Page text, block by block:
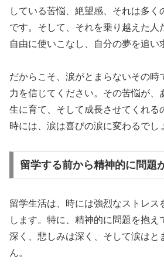
している苦悩、絶望感、それは多く
です。そして、それを乗り越えた人
自由に使いこなし、自分の夢を追い
だからこそ、涙がとまらないその時
力を信じてください。その苦悩が、
生に育て、そして成長させてくれる
時には、涙は喜びの涙に変わるでし
留学する前から精神的に問題
留学生活は、時には強烈なストレス
します。特に、精神的に問題を抱え
深く、悲しみは深く、そして涙はと
ん。